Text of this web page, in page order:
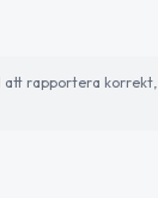
rapportera